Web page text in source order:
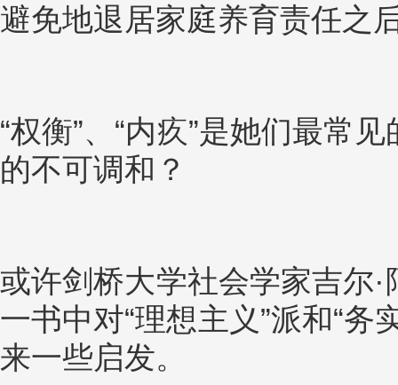
避免地退居家庭养育责任之
“权衡”、“内疚”是她们最常
的不可调和？
或许剑桥大学社会学家吉尔
一书中对“理想主义”派和“
来一些启发。